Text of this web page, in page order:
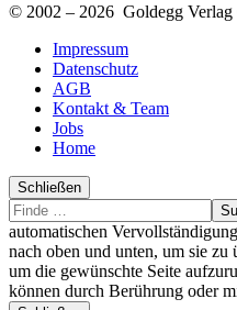
© 2002 – 2026 Goldegg Verlag
Impressum
Datenschutz
AGB
Kontakt & Team
Jobs
Home
Schließen
Suche
Finde
…
automatischen
nach oben und unten, um sie zu
um die gewünschte Seite
können durch Berührung oder